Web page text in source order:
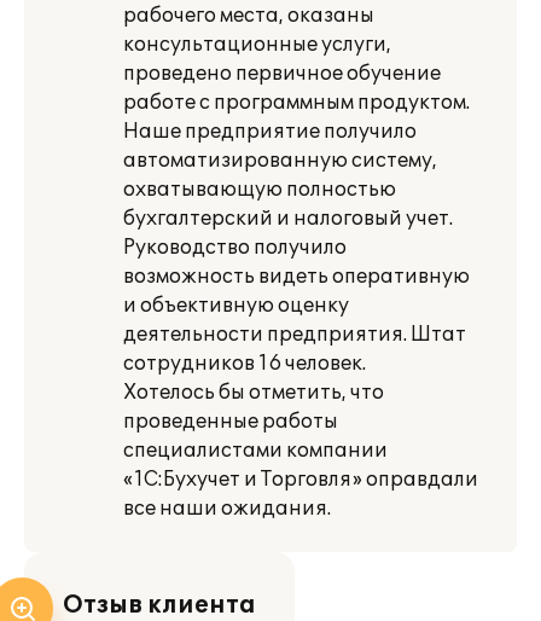
рабочего места, оказаны
консультационные услуги,
проведено первичное обучение
работе с программным продуктом.
Наше предприятие получило
автоматизированную систему,
охватывающую полностью
бухгалтерский и налоговый учет.
Руководство получило
возможность видеть оперативную
и объективную оценку
деятельности предприятия. Штат
сотрудников 16 человек.
Хотелось бы отметить, что
проведенные работы
специалистами компании
«1С:Бухучет и Торговля» оправдали
все наши ожидания.
Отзыв клиента